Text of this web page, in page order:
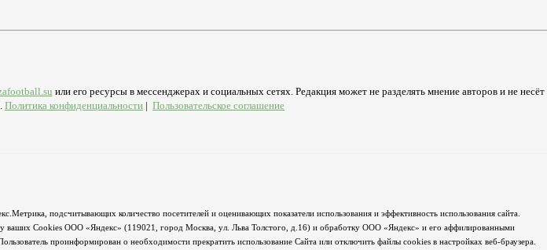
или его ресурсы в мессенджерах и социальных сетях. Редакция может не разделять мнение авторов и не несёт
Политика конфиденциальности | Пользовательское соглашение
подсчитывающих количество посетителей и оценивающих показатели использования и эффективность использования сайта.
ваших Cookies ООО «Яндекс» (119021, город Москва, ул. Льва Толстого, д.16) и обработку ООО «Яндекс» и его аффилированными
проинформирован о необходимости прекратить использование Сайта или отключить файлы cookies в настройках веб-браузера.